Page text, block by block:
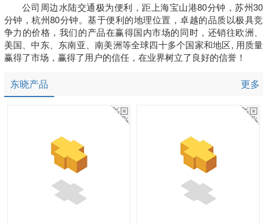
公司周边水陆交通极为便利，距上海宝山港80分钟，苏州30
分钟，杭州80分钟。基于便利的地理位置，卓越的品质以极具竞
争力的价格，我们的产品在赢得国内市场的同时，还销往欧洲、
美国、中东、东南亚、南美洲等全球四十多个国家和地区, 用质量
赢得了市场，赢得了用户的信任，在业界树立了良好的信誉！
东晓产品 更多